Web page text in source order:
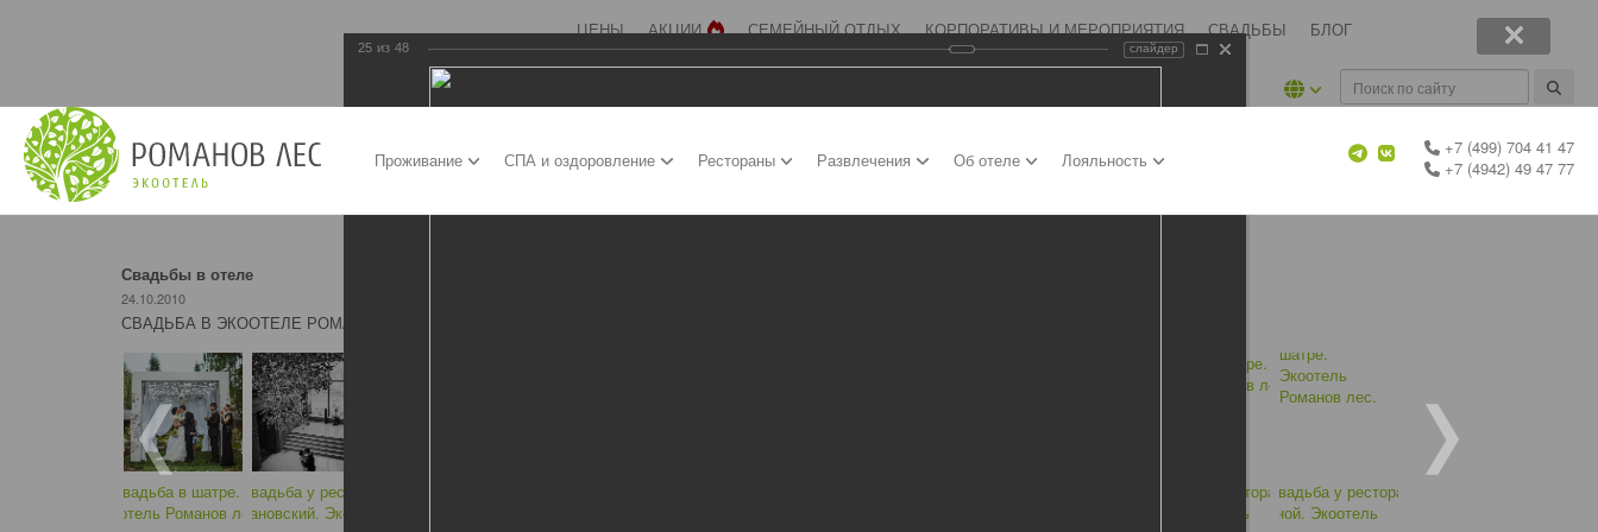
ЦЕНЫ АКЦИИ СЕМЕЙНЫЙ ОТДЫХ КОРПОРАТИВЫ И МЕРОПРИЯТИЯ СВАДЬБЫ БЛОГ
Проживание СПА и оздоровление Рестораны Развлечения Об отеле Лояльность
+7 (499) 704 41 47
+7 (4942) 49 47 77
Свадьбы в отеле
24.10.2010
СВАДЬБА В ЭКООТЕЛЕ РОМАНОВ ЛЕС
25 из 48 слайдер